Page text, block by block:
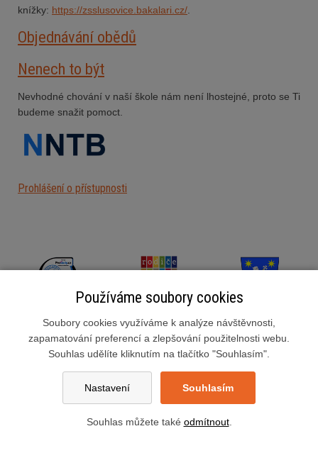
knížky: https://zsslusovice.bakalari.cz/.
Objednávání obědů
Nenech to být
Nevhodné chování v naší škole nám není lhostejné, proto se Ti
budeme snažit pomoct.
Prohlášení o přístupnosti
zsslusovice@zsslusovice.cz
Nastavení cookies
Používáme soubory cookies
Soubory cookies využíváme k analýze návštěvnosti,
zapamatování preferencí a zlepšování použitelnosti webu.
Souhlas udělíte kliknutím na tlačítko "Souhlasím".
Nastavení Souhlasím
Souhlas můžete také odmítnout.